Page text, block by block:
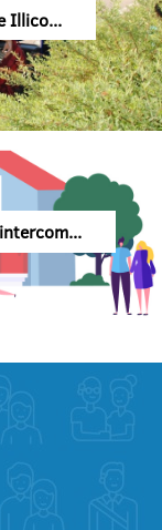
Illico...